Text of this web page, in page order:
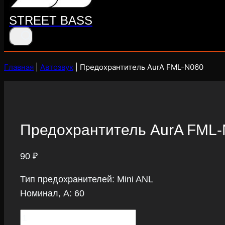
STREET BASS
Главная Автозвук Предохрантитель AurA FML-N060
Предохрантитель AurA
90 ₽
Тип предохранителей: Mini ANL
Номинал, А: 60